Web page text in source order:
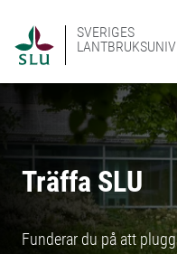
SVERIGES
Träffa SLU
Funderar du på att